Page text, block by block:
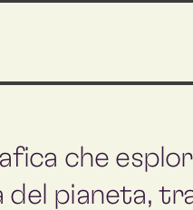
che
del pianeta,